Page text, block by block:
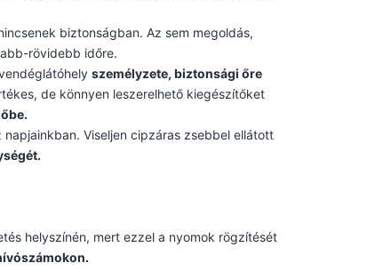
biztonságban. Az sem megoldás,
rövidebb időre.
személyzete, biztonsági őre
de könnyen leszerelhető kiegészítőket
Viseljen cipzáras zsebbel ellátott
helyszínén, mert ezzel a nyomok rögzítését